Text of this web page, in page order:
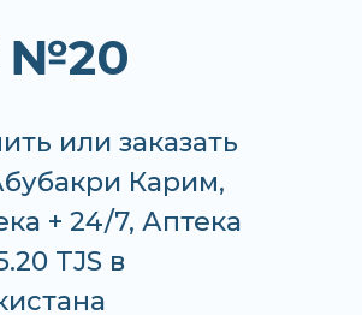
№20
или заказать
Карим,
+ 24/7, Аптека
TJS в